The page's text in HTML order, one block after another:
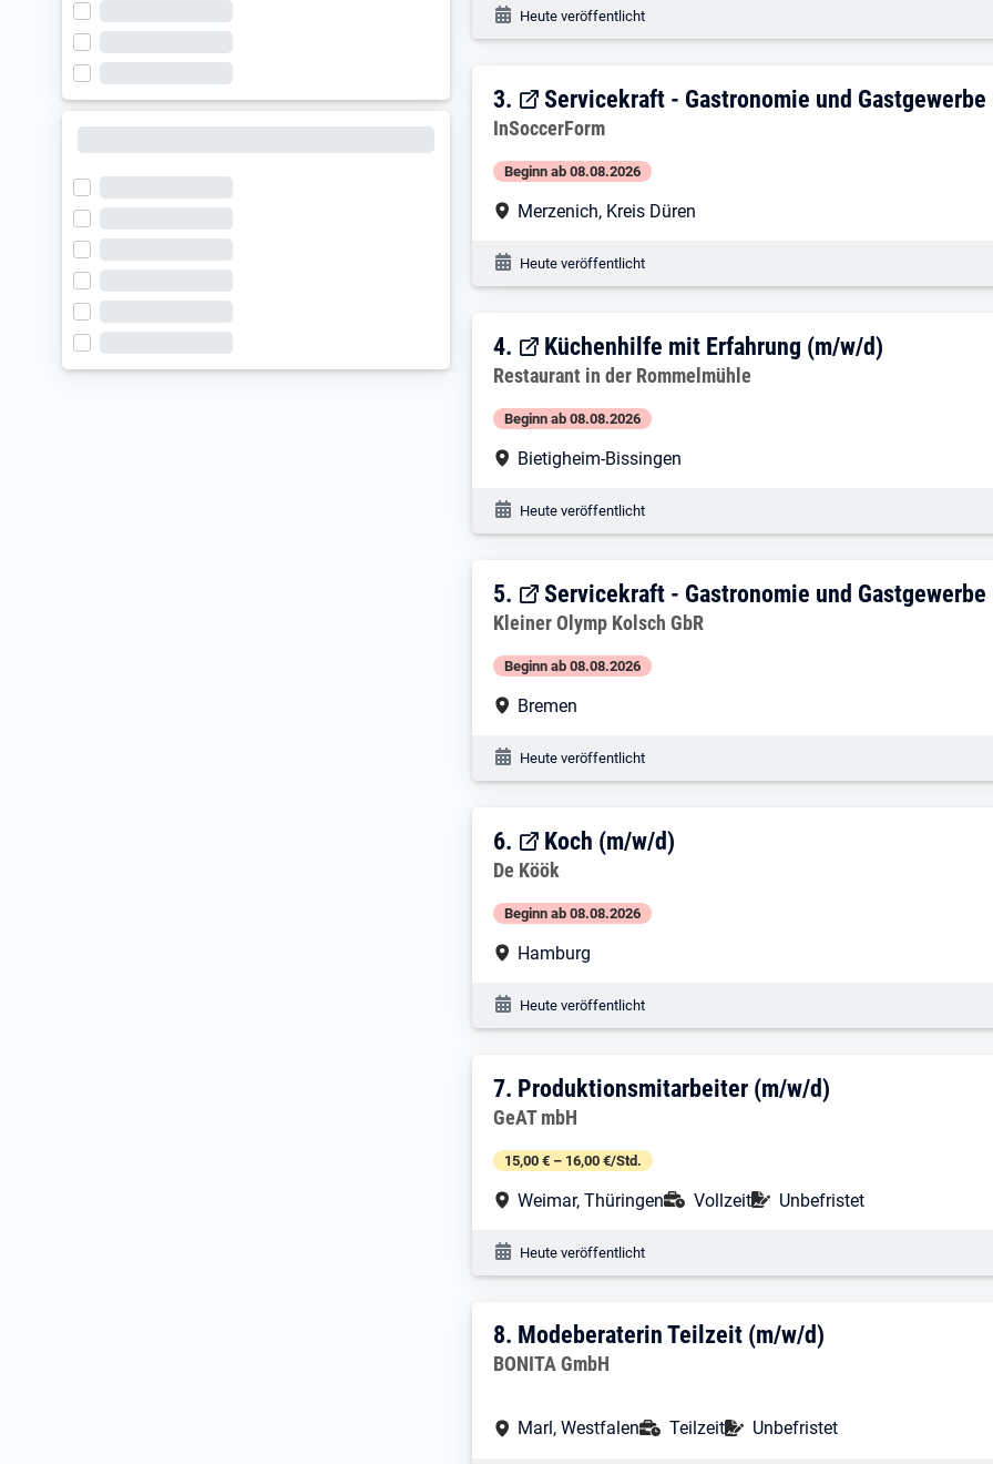
Veröffentlichungsdatum:
Heute veröffentlicht
3. Ergebnis: Servicekraft - Gastronomie
3. Servicekraft - Gastronomie und
Arbeitgeber:
InSoccerForm
Beginn ab 08.08.2026
Arbeitsort:
Merzenich, Kreis Düren
Veröffentlichungsdatum:
Heute veröffentlicht
4. Ergebnis: Küchenhilfe mit Erfahrung
4. Küchenhilfe mit Erfahrung (m/w/d)
Arbeitgeber:
Restaurant in der Rommelmühle
Beginn ab 08.08.2026
Arbeitsort:
Bietigheim-Bissingen
Veröffentlichungsdatum:
Heute veröffentlicht
5. Ergebnis: Servicekraft - Gastronomie
5. Servicekraft - Gastronomie und
Arbeitgeber:
Kleiner Olymp Kolsch GbR
Beginn ab 08.08.2026
Arbeitsort:
Bremen
Veröffentlichungsdatum:
Heute veröffentlicht
6. Ergebnis: Koch (m/w/d)
6. Koch (m/w/d)
Arbeitgeber:
De Köök
Beginn ab 08.08.2026
Arbeitsort:
Hamburg
Veröffentlichungsdatum:
Heute veröffentlicht
7. Ergebnis: Produktionsmitarbeiter (m/
7. Produktionsmitarbeiter (m/w/d)
Arbeitgeber:
GeAT mbH
15,00 € – 16,00 €/Std.
Arbeitsort:
Weimar, Thüringen Anstellungsart:
Vollzeit Befristung:
Unbefristet
Veröffentlichungsdatum:
Heute veröffentlicht
8. Ergebnis: Modeberaterin Teilzeit (m/
8. Modeberaterin Teilzeit (m/w/d)
Arbeitgeber:
BONITA GmbH
Arbeitsort:
Marl, Westfalen Anstellungsart:
Teilzeit Befristung:
Unbefristet